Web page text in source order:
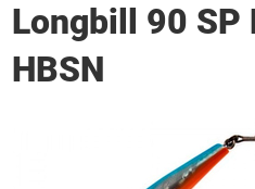
Longbill 90 SP
HBSN